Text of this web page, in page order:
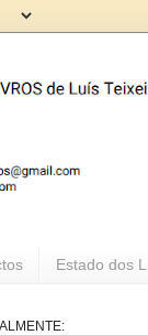
Estado dos